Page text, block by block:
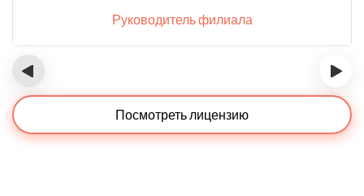
Руководитель филиала
‹ ›
Посмотреть лицензию